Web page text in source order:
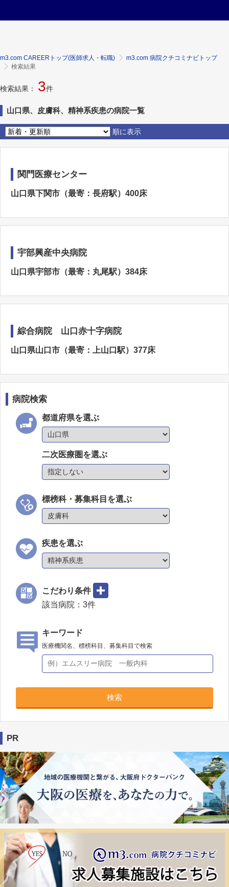
m3.com CAREERトップ(医師求人・転職)
m3.com 病院クチコミナビトップ
検索結果
検索結果： 3件
山口県、皮膚科、精神系疾患の病院一覧
順に表示
関門医療センター
山口県下関市（最寄：長府駅）400床
宇部興産中央病院
山口県宇部市（最寄：丸尾駅）384床
綜合病院 山口赤十字病院
山口県山口市（最寄：上山口駅）377床
病院検索
都道府県を選ぶ
二次医療圏を選ぶ
標榜科・募集科目を選ぶ
疾患を選ぶ
こだわり条件
該当病院： 3件
キーワード
医療機関名、標榜科目、募集科目で検索
検索
PR